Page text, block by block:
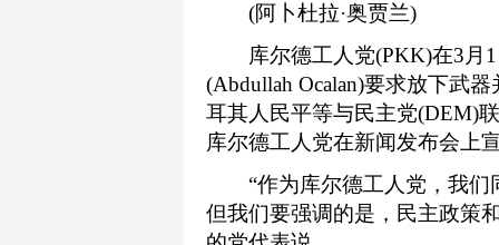
(阿卜杜拉·奥贾兰)
库尔德工人党(PKK)在3月1
(Abdullah Ocalan)要求放下武
耳其人民平等与民主党(DEM)
库尔德工人党在新闻发布会上
“作为库尔德工人党，我们
但我们要强调的是，民主政策